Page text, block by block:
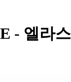
- 엘라